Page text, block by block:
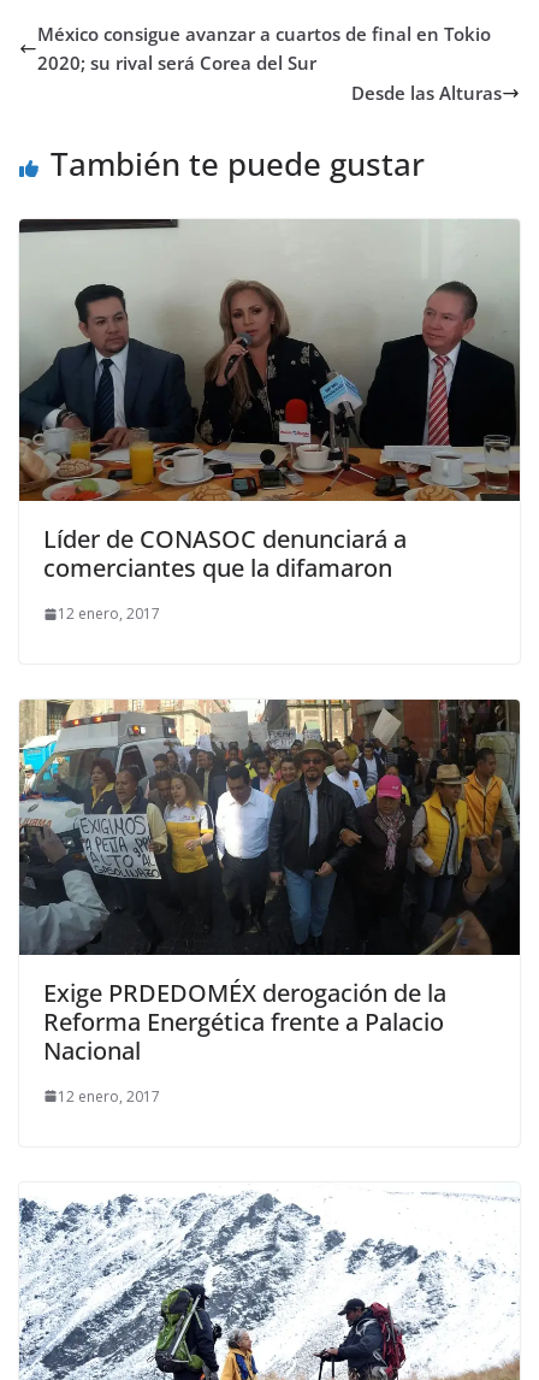
México consigue avanzar a cuartos de final en Tokio
2020; su rival será Corea del Sur
Desde las Alturas
También te puede gustar
Líder de CONASOC denunciará a
comerciantes que la difamaron
12 enero, 2017
Exige PRDEDOMÉX derogación de la
Reforma Energética frente a Palacio
Nacional
12 enero, 2017